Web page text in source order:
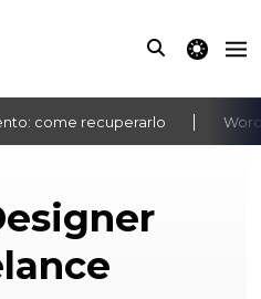
theme
come recuperarlo
›